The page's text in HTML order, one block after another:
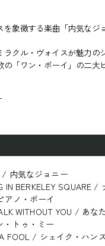
象徴する楽曲「内気なジ
ラクル・ヴォイスが魅力
「ワン・ボーイ」の二大
/ 内気なジョニー
IN BERKELEY
アノ・ボーイ
WITHOUT YOU / あな
・トゥ・ミー
A FOOL / シェイク・ハン